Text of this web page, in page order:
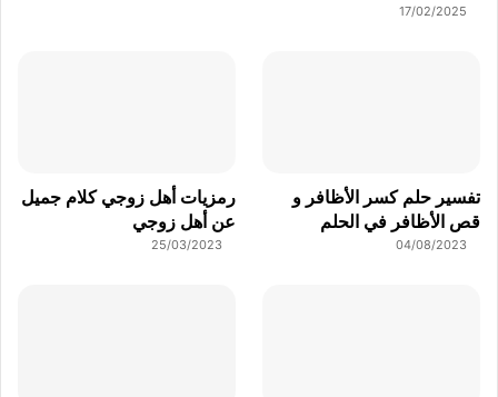
17/02/2025
تفسير حلم كسر الأظافر و
قص الأظافر في الحلم
04/08/2023
رمزيات أهل زوجي كلام جميل
عن أهل زوجي
25/03/2023